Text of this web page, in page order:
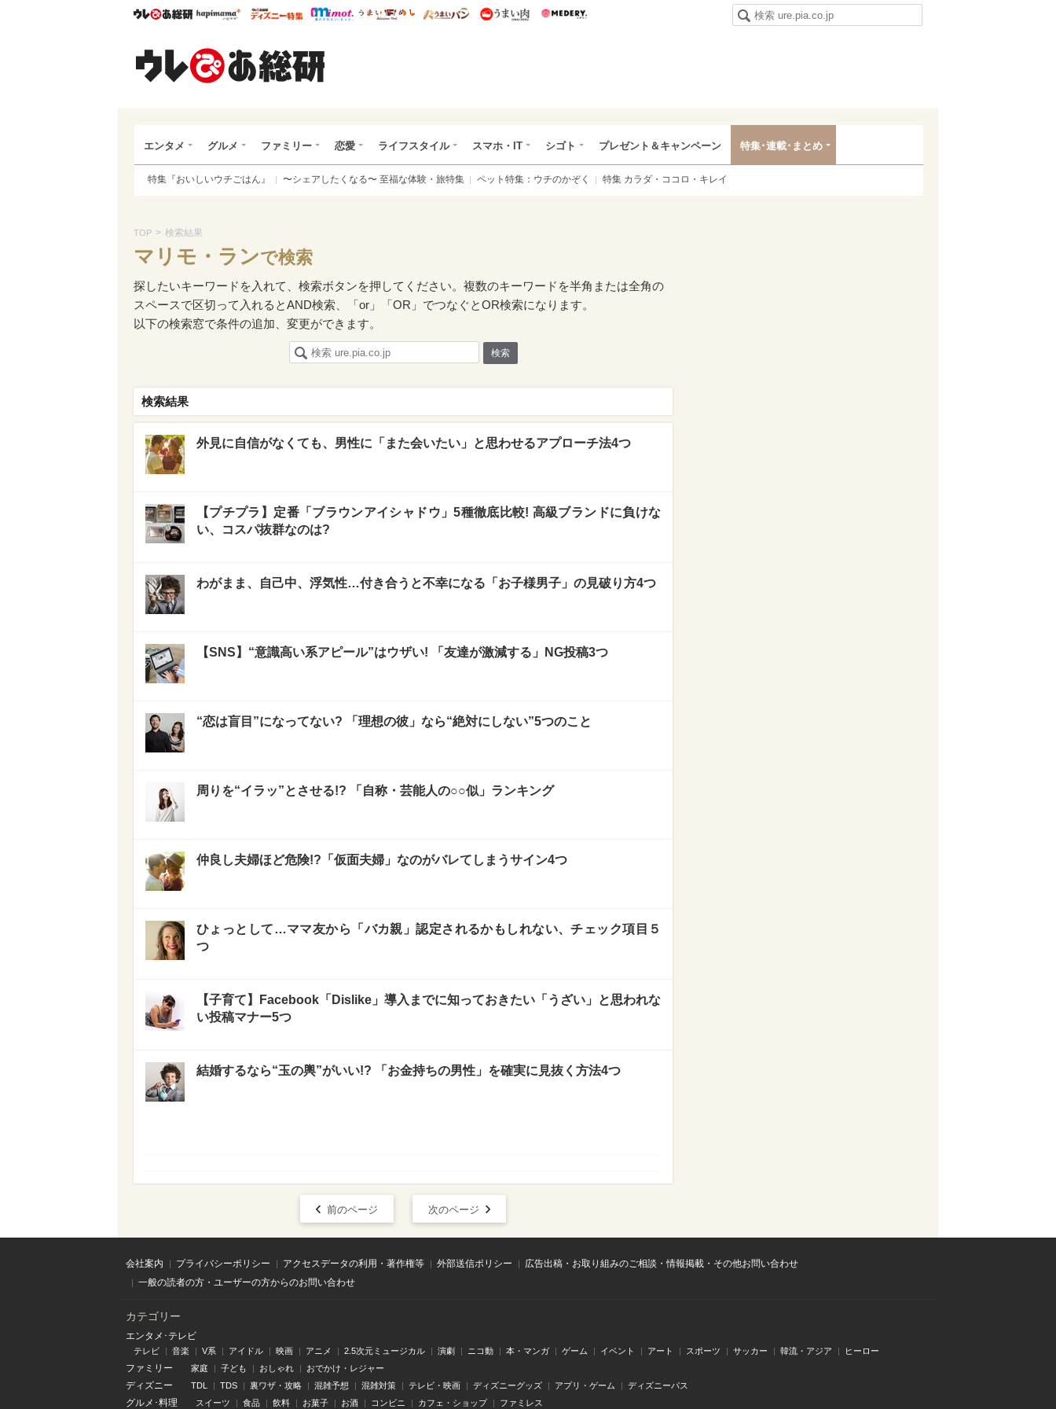
ウレぴあ総研ハピママ* ウレぴあ総研 ディズニー特集
mimot. うまいめし うまいパン うまい肉
エンタメ グルメ ファミリー 恋愛 ライフスタイル スマホ・IT シゴト プレゼント＆キャンペーン 特集･連載･まとめ
特集『おいしいウチごはん』 〜シェアしたくなる〜 至福な体験・旅特集 ペット特集：ウチのかぞく 特集 カラダ・ココロ・キレイ
TOP > 検索結果
マリモ・ランで検索
探したいキーワードを入れて、検索ボタンを押してください。複数のキーワードを半角または全角の
スペースで区切って入れるとAND検索、「or」「OR」でつなぐとOR検索になります。
以下の検索窓で条件の追加、変更ができます。
検索
検索結果
外見に自信がなくても、男性に「また会いたい」と思わせるアプローチ法4つ
【プチプラ】定番「ブラウンアイシャドウ」5種徹底比較! 高級ブランドに負けな
い、コスパ抜群なのは?
わがまま、自己中、浮気性…付き合うと不幸になる「お子様男子」の見破り方4つ
【SNS】“意識高い系アピール”はウザい! 「友達が激減する」NG投稿3つ
“恋は盲目”になってない? 「理想の彼」なら“絶対にしない”5つのこと
周りを“イラッ”とさせる!? 「自称・芸能人の○○似」ランキング
仲良し夫婦ほど危険!?「仮面夫婦」なのがバレてしまうサイン4つ
ひょっとして…ママ友から「バカ親」認定されるかもしれない、チェック項目５
つ
【子育て】Facebook「Dislike」導入までに知っておきたい「うざい」と思われな
い投稿マナー5つ
結婚するなら“玉の輿”がいい!? 「お金持ちの男性」を確実に見抜く方法4つ
前のページ 次のページ
会社案内 プライバシーポリシー アクセスデータの利用・著作権等 外部送信ポリシー
広告出稿・お取り組みのご相談・情報掲載・その他お問い合わせ
一般の読者の方・ユーザーの方からのお問い合わせ
カテゴリー
エンタメ･テレビ
テレビ 音楽 V系 アイドル 映画 アニメ 2.5次元ミュージカル 演劇 ニコ動 本・マンガ ゲーム イベント アート スポーツ サッカー 韓流・アジア ヒーロー
ファミリー 家庭 子ども おしゃれ おでかけ・レジャー
ディズニー TDL TDS 裏ワザ・攻略 混雑予想 混雑対策 テレビ・映画 ディズニーグッズ アプリ・ゲーム ディズニーパス
グルメ･料理 スイーツ 食品 飲料 お菓子 お酒 コンビニ カフェ・ショップ ファミレス